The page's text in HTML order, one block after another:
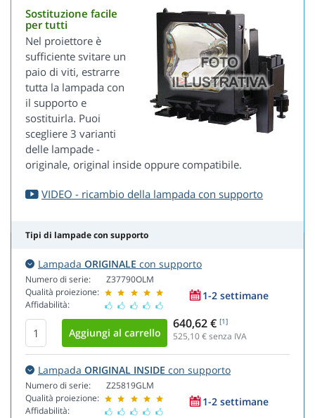
Sostituzione facile
per tutti
Nel proiettore è
sufficiente svitare un
paio di viti, estrarre
tutta la lampada con
il supporto e
sostituirla. Puoi
scegliere 3 varianti
delle lampade -
originale, original inside oppure compatibile.
VIDEO - ricambio della lampada con supporto
Tipi di lampade con supporto
Lampada ORIGINALE con supporto
Numero di serie:
Qualità proiezione:
Affidabilità:
Z37790OLM
1-2 settimane
640,62 € [1]
525,10€ senza IVA
Lampada ORIGINAL INSIDE con supporto
Numero di serie:
Qualità proiezione:
Affidabilità:
Z25819GLM
1-2 settimane